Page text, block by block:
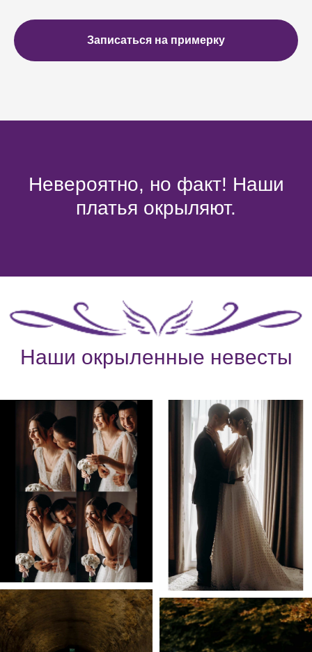
Записаться на примерку
Невероятно, но факт! Наши
платья окрыляют.
Наши окрыленные невесты